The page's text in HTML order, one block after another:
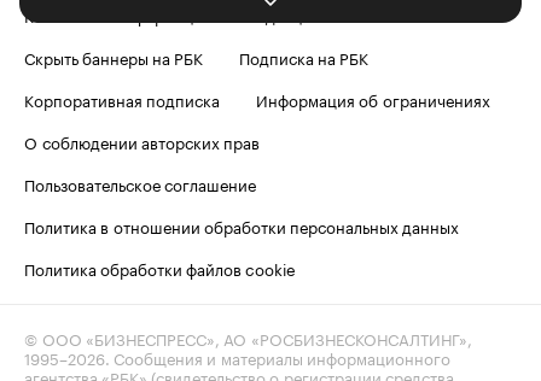
Контактная информация
Редакция
Скрыть баннеры на РБК
Подписка на РБК
Корпоративная подписка
Информация об ограничениях
О соблюдении авторских прав
Пользовательское соглашение
Политика в отношении обработки персональных данных
Политика обработки файлов cookie
© ООО «БИЗНЕСПРЕСС», АО «РОСБИЗНЕСКОНСАЛТИНГ»,
1995–2026 . Сообщения и материалы информационного
агентства «РБК» (свидетельство о регистрации средства